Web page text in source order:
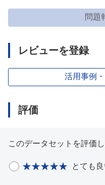
問題
レビューを登録
活用事例
評価
このデータセットを評価し
とても